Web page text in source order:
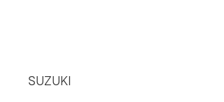
SUZUKI